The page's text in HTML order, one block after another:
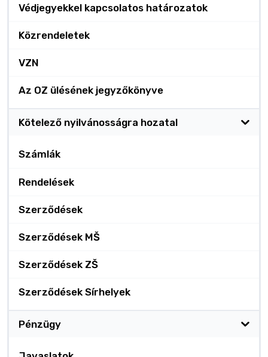
Védjegyekkel kapcsolatos határozatok
Közrendeletek
VZN
Az OZ ülésének jegyzőkönyve
Kötelező nyilvánosságra hozatal
Számlák
Rendelések
Szerződések
Szerződések MŠ
Szerződések ZŠ
Szerződések Sírhelyek
Pénzügy